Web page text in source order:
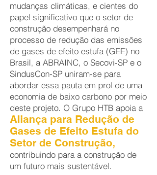
mudanças climáticas, e cientes do
papel significativo que o setor de
construção desempenhará no
processo de redução das emissões
de gases de efeito estufa (GEE) no
Brasil, a ABRAINC, o Secovi-SP e o
SindusCon-SP uniram-se para
abordar essa pauta em prol de uma
economia de baixo carbono por meio
deste projeto. O Grupo HTB apoia a
Aliança para Redução de
Gases de Efeito Estufa do
Setor de Construção,
contribuindo para a construção de
um futuro mais sustentável.